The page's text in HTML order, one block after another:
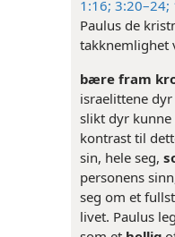
1:16; 3:20–24;
Paulus de
takknemlighet
bære fram
israelittene
slikt dyr
kontrast til
sin, hele seg,
personens
seg om et
livet. Paulus